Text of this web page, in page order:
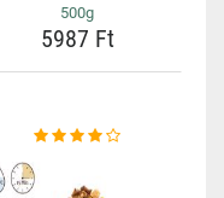
500g
5987 Ft